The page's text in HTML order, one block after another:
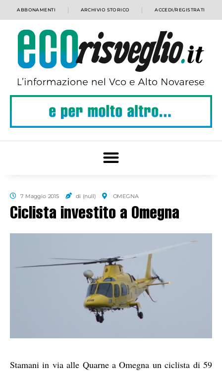
ABBONAMENTI ARCHIVIO STORICO ACCEDI/REGISTRATI
7 Maggio 2015 di (null) OMEGNA
Ciclista investito a Omegna
Stamani in via alle Quarne a Omegna un ciclista di 59